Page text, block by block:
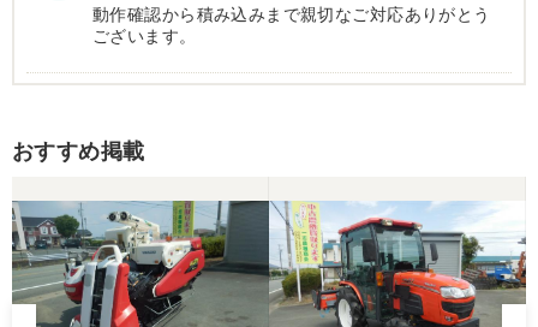
動作確認から積み込みまで親切なご対応ありがとう
ございます。
リピート購入させて頂きました。 ありがとうござい
香川県／井上
とても良くしてもらいました。また購入したいと思
います。
おすすめ掲載